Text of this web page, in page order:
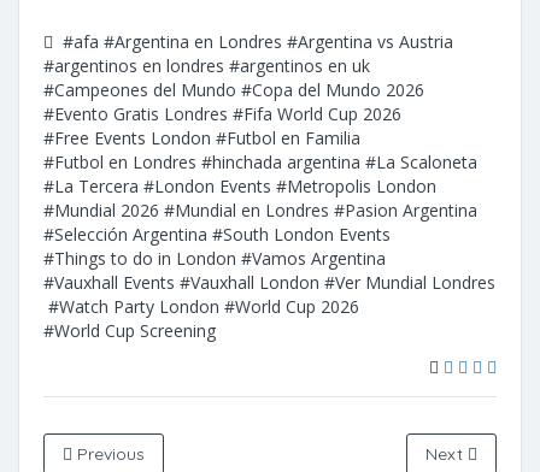
#afa #Argentina en Londres #Argentina vs Austria
#argentinos en londres #argentinos en uk
#Campeones del Mundo #Copa del Mundo 2026
#Evento Gratis Londres #Fifa World Cup 2026
#Free Events London #Futbol en Familia
#Futbol en Londres #hinchada argentina #La Scaloneta
#La Tercera #London Events #Metropolis London
#Mundial 2026 #Mundial en Londres #Pasion Argentina
#Selección Argentina #South London Events
#Things to do in London #Vamos Argentina
#Vauxhall Events #Vauxhall London #Ver Mundial Londres
#Watch Party London #World Cup 2026
#World Cup Screening
Previous Next